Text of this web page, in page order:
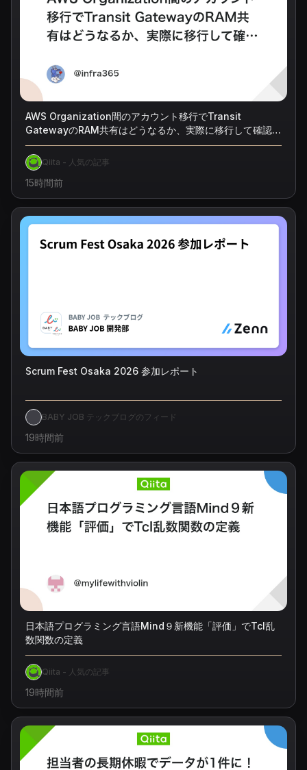
AWS Organization間のアカウント移行でTransit
GatewayのRAM共有はどうなるか、実際に移行して確認し
た
Qiita - 人気の記事
15時間前
Scrum Fest Osaka 2026 参加レポート
BABY JOB テックブログのフィード
19時間前
日本語プログラミング言語Mind９新機能「評価」でTcl乱
数関数の定義
Qiita - 人気の記事
19時間前